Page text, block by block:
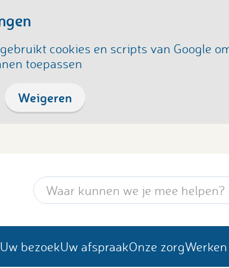
cookies en scripts van Google
toepassen
Weigeren
Zoekwoord
Uw bezoekUw afspraakOnze zorg